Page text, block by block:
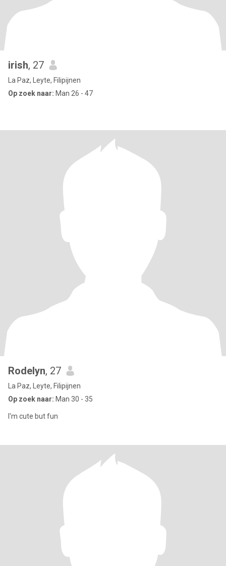
irish, 27
La Paz, Leyte, Filipijnen
Op zoek naar: Man 26 - 47
Rodelyn, 27
La Paz, Leyte, Filipijnen
Op zoek naar: Man 30 - 35
I'm cute but fun